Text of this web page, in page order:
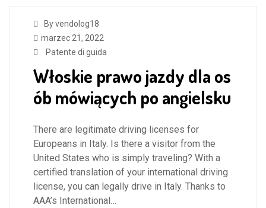
By vendolog18
marzec 21, 2022
Patente di guida
Włoskie prawo jazdy dla os
ób mówiących po angielsku
There are legitimate driving licenses for
Europeans in Italy. Is there a visitor from the
United States who is simply traveling? With a
certified translation of your international driving
license, you can legally drive in Italy. Thanks to
AAA’s International…